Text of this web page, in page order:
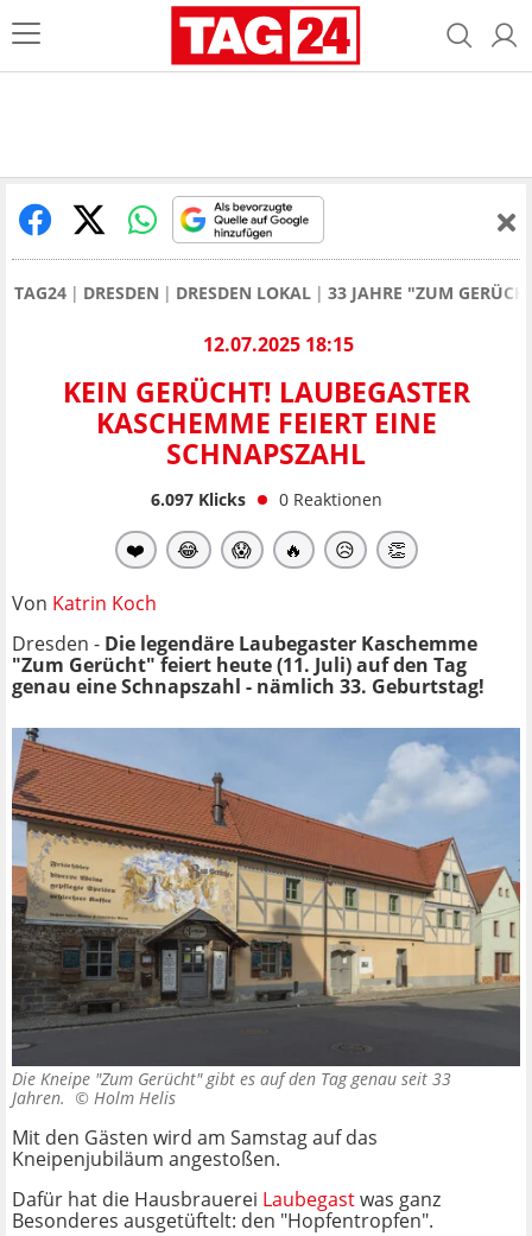
TAG24 DRESDEN DRESDEN LOKAL 33 JAHRE "ZUM
12.07.2025 18:15
KEIN GERÜCHT! LAUBEGASTER
KASCHEMME FEIERT EINE
SCHNAPSZAHL
6.097Klicks 0 Reaktionen
❤️ 😂 😱 🔥 😥 👏
Von Katrin Koch
Dresden - Die legendäre Laubegaster Kaschemme
"Zum Gerücht" feiert heute (11. Juli) auf den Tag
genau eine Schnapszahl - nämlich 33. Geburtstag!
Die Kneipe "Zum Gerücht" gibt es auf den Tag genau seit 33
Jahren. © Holm Helis
Mit den Gästen wird am Samstag auf das
Kneipenjubiläum angestoßen.
Dafür hat die Hausbrauerei Laubegastwas ganz
Besonderes ausgetüftelt: den "Hopfentropfen".